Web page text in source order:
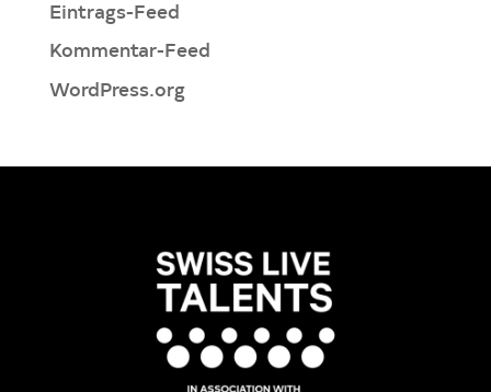
Eintrags-Feed
Kommentar-Feed
WordPress.org